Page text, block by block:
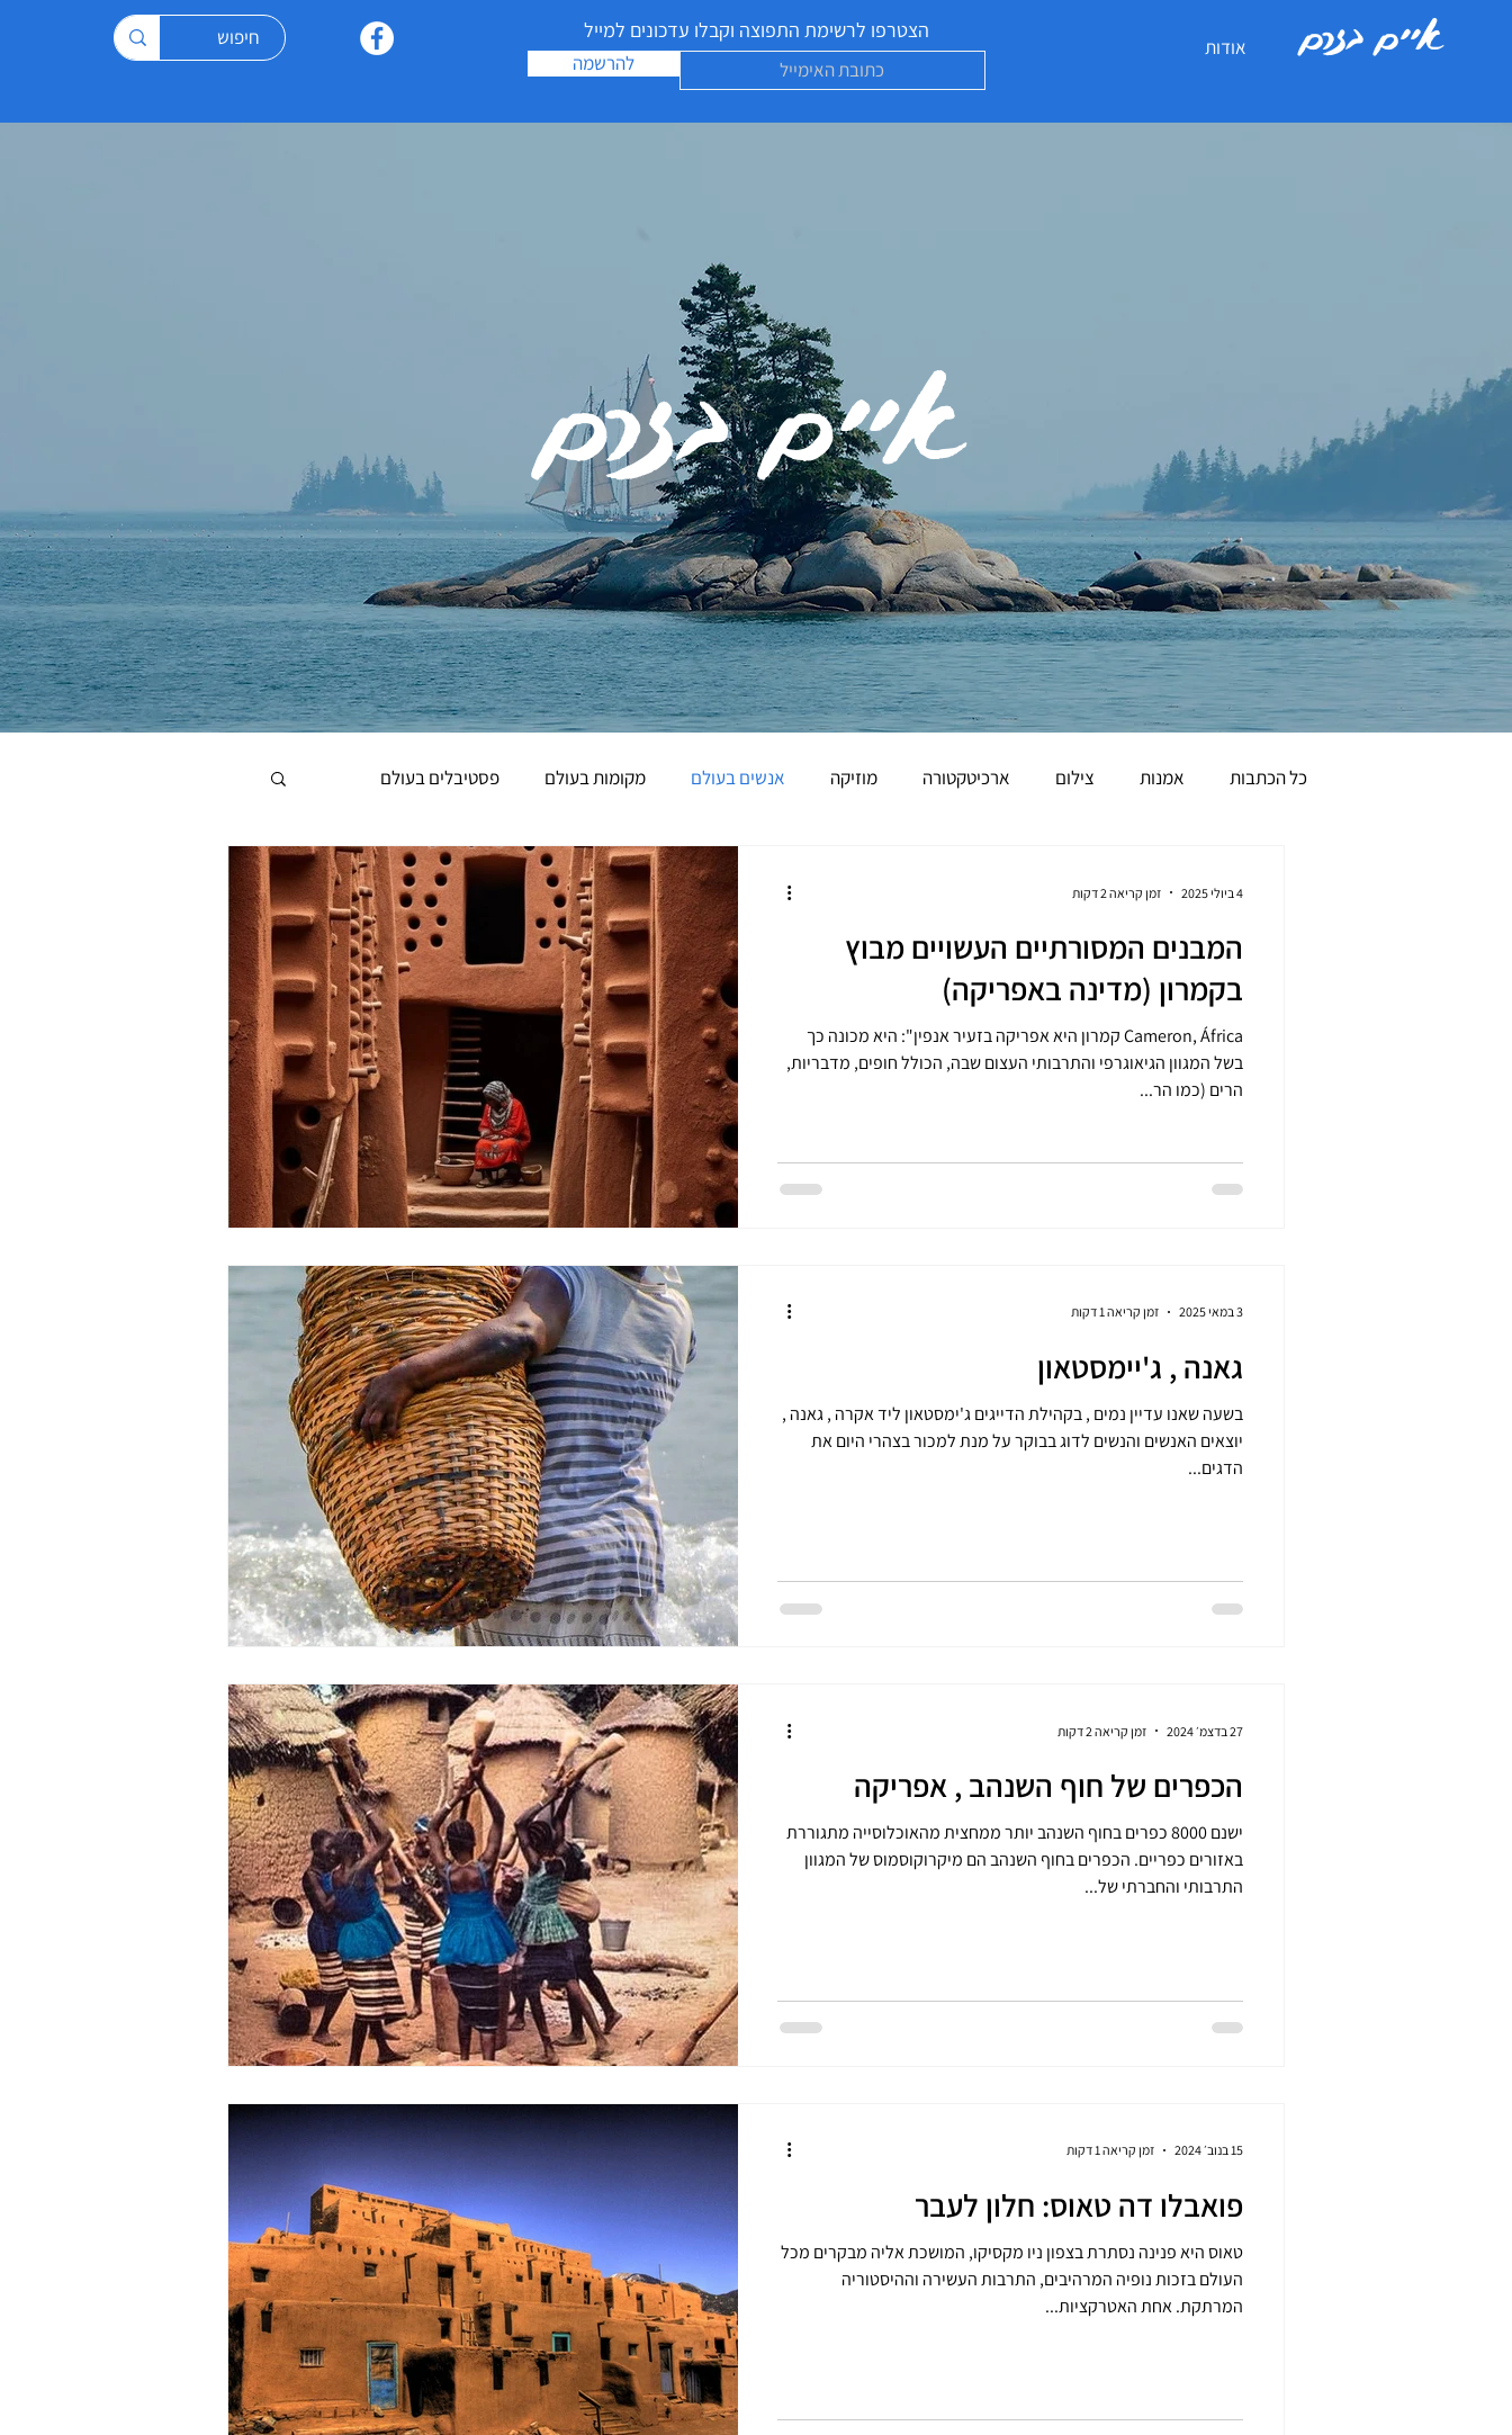
הצטרפו לרשימת התפוצה וקבלו עדכונים למייל
להרשמה
אודות איים בזרם
איים בזרם
כל הכתבות אמנות צילום ארכיטקטורה מוזיקה אנשים בעולם מקומות בעולם פסטיבלים בעולם
המבנים המסורתיים העשויים מבוץ
בקמרון (מדינה באפריקה)
Cameron, África קמרון היא אפריקה בזעיר אנפין": היא מכונה כך
בשל המגוון הגיאוגרפי והתרבותי העצום שבה, הכולל חופים, מדבריות,
הרים (כמו הר...
4 ביולי 2025 זמן קריאה 2 דקות
גאנה , ג'יימסטאון
בשעה שאנו עדיין נמים , בקהילת הדייגים ג'ימסטאון ליד אקרה , גאנה ,
יוצאים האנשים והנשים לדוג בבוקר על מנת למכור בצהרי היום את
הדגים...
3 במאי 2025 זמן קריאה 1 דקות
הכפרים של חוף השנהב , אפריקה
ישנם 8000 כפרים בחוף השנהב יותר ממחצית מהאוכלוסייה מתגוררת
באזורים כפריים. הכפרים בחוף השנהב הם מיקרוקוסמוס של המגוון
התרבותי והחברתי של...
27 בדצמ׳ 2024 זמן קריאה 2 דקות
פואבלו דה טאוס: חלון לעבר
טאוס היא פנינה נסתרת בצפון ניו מקסיקו, המושכת אליה מבקרים מכל
העולם בזכות נופיה המרהיבים, התרבות העשירה וההיסטוריה
המרתקת. אחת האטרקציות...
15 בנוב׳ 2024 זמן קריאה 1 דקות